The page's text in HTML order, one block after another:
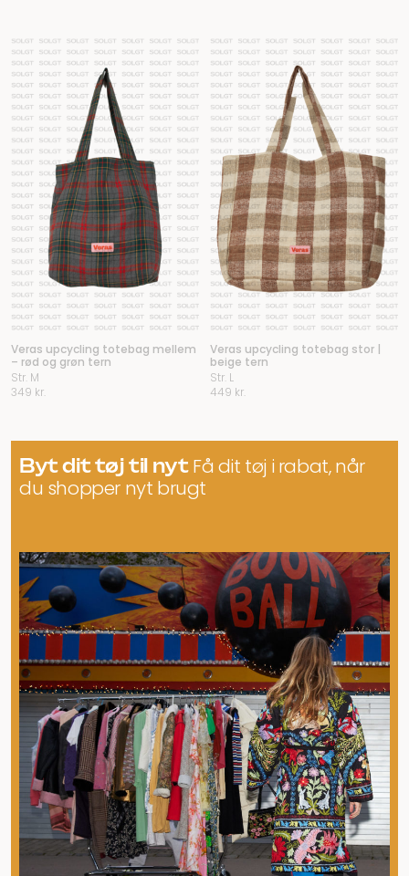
Veras upcycling totebag mellem
– rød og grøn tern
Str. M
349 kr.
Veras upcycling totebag stor |
beige tern
Str. L
449 kr.
Byt dit tøj til nytFå dit tøj i rabat, når
du shopper nyt brugt